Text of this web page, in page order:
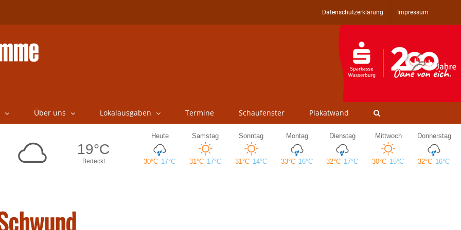
Datenschutzerklärung Impressum
Über uns Lokalausgaben Termine Schaufenster Plakatwand